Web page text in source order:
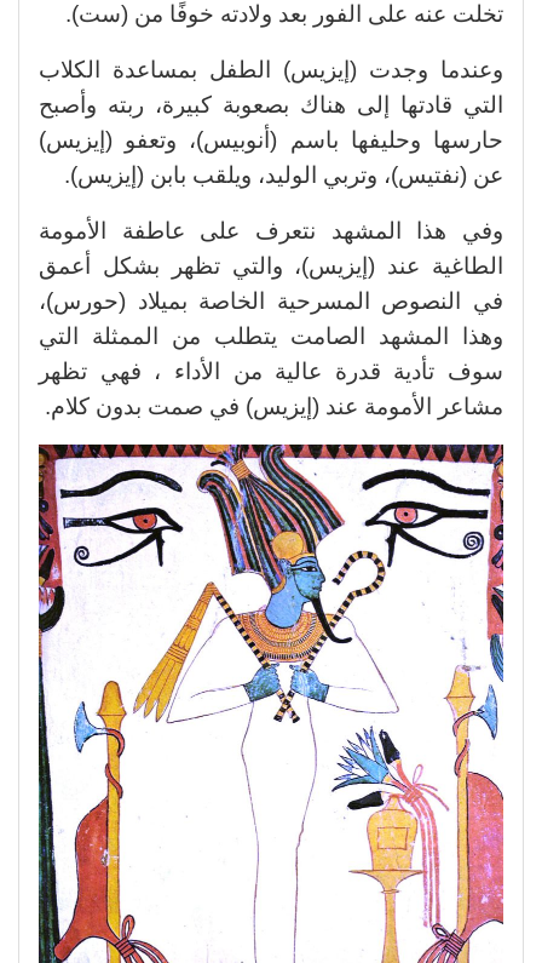
تخلت عنه على الفور بعد ولادته خوفًا من (ست).
وعندما وجدت (إيزيس) الطفل بمساعدة الكلاب
التي قادتها إلى هناك بصعوبة كبيرة، ربته وأصبح
حارسها وحليفها باسم (أنوبيس)، وتعفو (إيزيس)
عن (نفتيس)، وتربي الوليد، ويلقب بابن (إيزيس).
وفي هذا المشهد نتعرف على عاطفة الأمومة
الطاغية عند (إيزيس)، والتي تظهر بشكل أعمق
في النصوص المسرحية الخاصة بميلاد (حورس)،
وهذا المشهد الصامت يتطلب من الممثلة التي
سوف تأدية قدرة عالية من الأداء ، فهي تظهر
مشاعر الأمومة عند (إيزيس) في صمت بدون كلام.